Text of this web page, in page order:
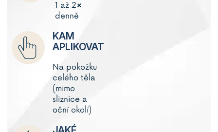
1 až 2×
denně
KAM
APLIKOVAT
Na pokožku
celého těla
(mimo
sliznice a
oční okolí)